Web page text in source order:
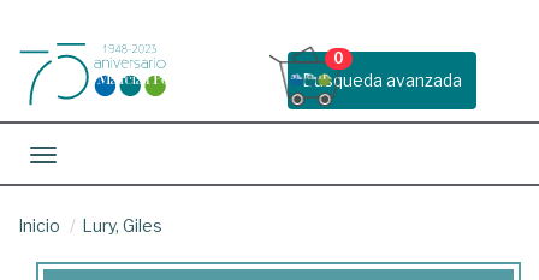
Busqueda avanzada
0
Toggle navigation
Inicio Lury, Giles